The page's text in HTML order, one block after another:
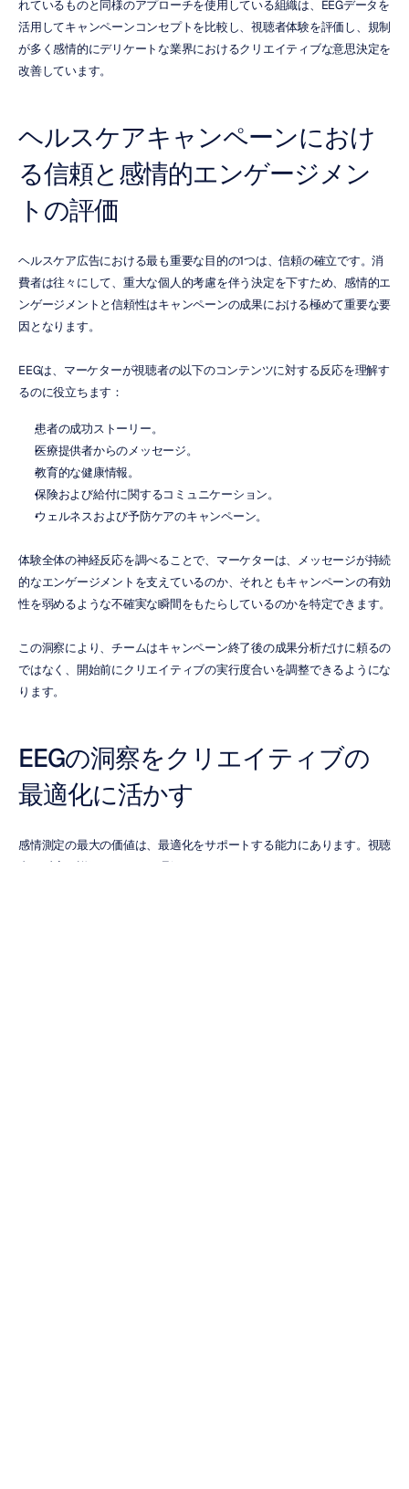
れているものと同様のアプローチを使用している組織は、EEGデータを
活用してキャンペーンコンセプトを比較し、視聴者体験を評価し、規制
が多く感情的にデリケートな業界におけるクリエイティブな意思決定を
改善しています。
ヘルスケアキャンペーンにおけ
る信頼と感情的エンゲージメン
トの評価
ヘルスケア広告における最も重要な目的の1つは、信頼の確立です。消
費者は往々にして、重大な個人的考慮を伴う決定を下すため、感情的エ
ンゲージメントと信頼性はキャンペーンの成果における極めて重要な要
因となります。
EEGは、マーケターが視聴者の以下のコンテンツに対する反応を理解す
るのに役立ちます：
患者の成功ストーリー。
医療提供者からのメッセージ。
教育的な健康情報。
保険および給付に関するコミュニケーション。
ウェルネスおよび予防ケアのキャンペーン。
体験全体の神経反応を調べることで、マーケターは、メッセージが持続
的なエンゲージメントを支えているのか、それともキャンペーンの有効
性を弱めるような不確実な瞬間をもたらしているのかを特定できます。
この洞察により、チームはキャンペーン終了後の成果分析だけに頼るの
ではなく、開始前にクリエイティブの実行度合いを調整できるようにな
ります。
EEGの洞察をクリエイティブの
最適化に活かす
感情測定の最大の価値は、最適化をサポートする能力にあります。視聴
者の反応を詳細なレベルで理解することで、ヘルスケアマーケターは、